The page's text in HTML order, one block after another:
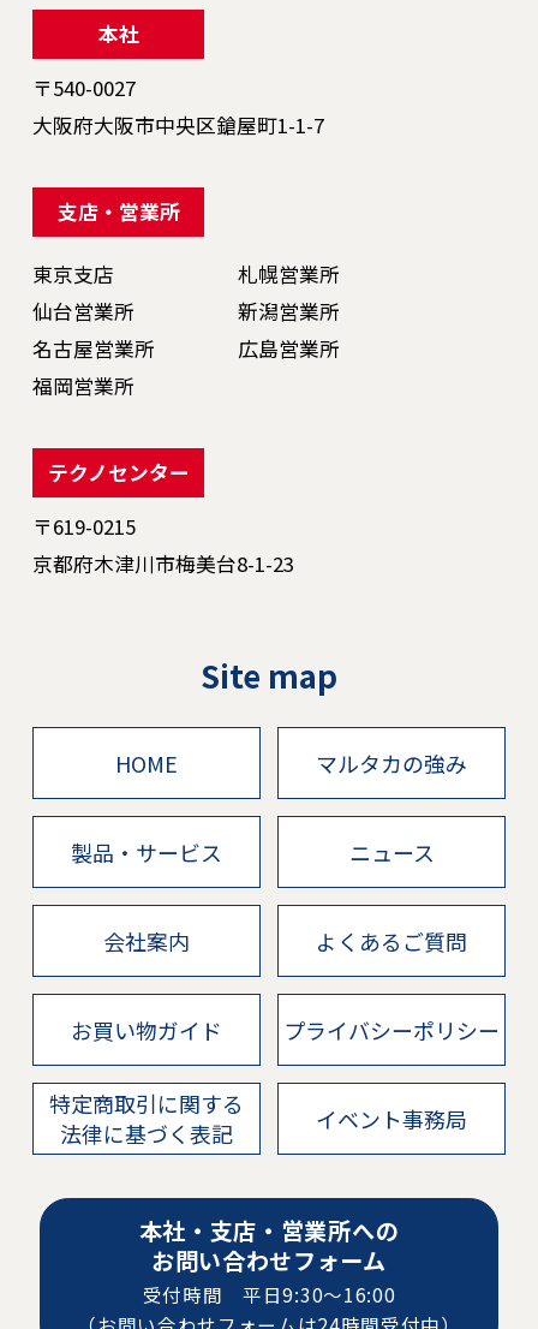
本社
〒540-0027
大阪府大阪市中央区鎗屋町1-1-7
支店・営業所
東京支店
札幌営業所
仙台営業所
新潟営業所
名古屋営業所
広島営業所
福岡営業所
テクノセンター
〒619-0215
京都府木津川市梅美台8-1-23
Site map
HOME マルタカの強み
製品・サービス ニュース
会社案内 よくあるご質問
お買い物ガイド プライバシーポリシー
特定商取引に関する
法律に基づく表記
イベント事務局
本社・支店・営業所への
お問い合わせフォーム
受付時間 平日9:30〜16:00